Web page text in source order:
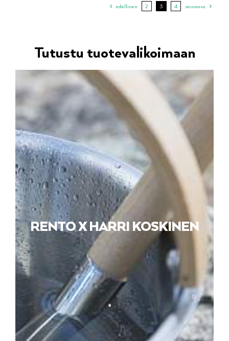
edellinen 2 3 4 seuraava
Tutustu tuotevalikoimaan
RENTO X HARRI KOSKINEN